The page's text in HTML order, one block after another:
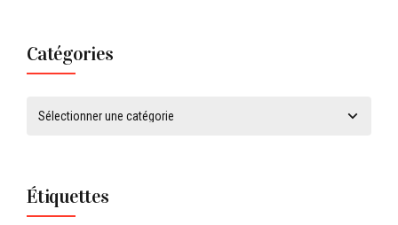
Catégories
Étiquettes